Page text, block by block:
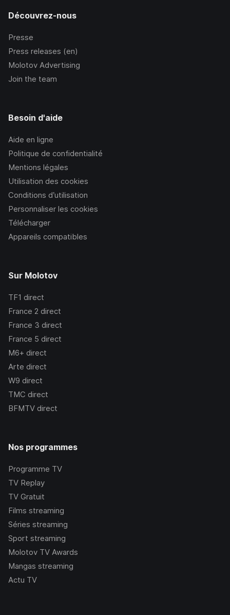
Découvrez-nous
Presse
Press releases (en)
Molotov Advertising
Join the team
Besoin d'aide
Aide en ligne
Politique de confidentialité
Mentions légales
Utilisation des cookies
Conditions d’utilisation
Personnaliser les cookies
Télécharger
Appareils compatibles
Sur Molotov
TF1 direct
France 2 direct
France 3 direct
France 5 direct
M6+ direct
Arte direct
W9 direct
TMC direct
BFMTV direct
Nos programmes
Programme TV
TV Replay
TV Gratuit
Films streaming
Séries streaming
Sport streaming
Molotov TV Awards
Mangas streaming
Actu TV